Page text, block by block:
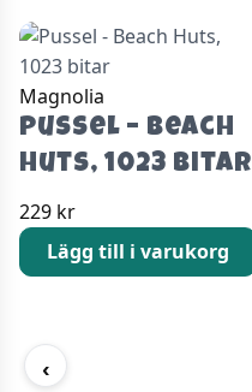
‹
Magnolia
Pussel – Beach
Huts, 1023 bitar
229 kr
Lägg till i varukorg